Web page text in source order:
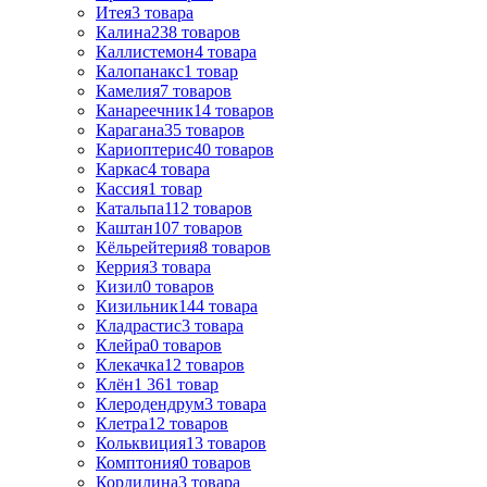
Итея3 товара
Калина238 товаров
Каллистемон4 товара
Калопанакс1 товар
Камелия7 товаров
Канареечник14 товаров
Карагана35 товаров
Кариоптерис40 товаров
Каркас4 товара
Кассия1 товар
Катальпа112 товаров
Каштан107 товаров
Кёльрейтерия8 товаров
Керрия3 товара
Кизил0 товаров
Кизильник144 товара
Кладрастис3 товара
Клейра0 товаров
Клекачка12 товаров
Клён1 361 товар
Клеродендрум3 товара
Клетра12 товаров
Кольквиция13 товаров
Комптония0 товаров
Кордилина3 товара